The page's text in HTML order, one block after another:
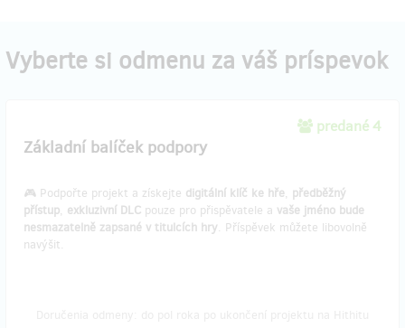
Vyberte si odmenu za váš príspevok
predané 4
Základní balíček podpory
🎮 Podpořte projekt a získejte digitální klíč ke hře, předběžný
přístup, exkluzivní DLC pouze pro přispěvatele a vaše jméno bude
nesmazatelně zapsané v titulcích hry. Příspěvek můžete libovolně
navýšit.